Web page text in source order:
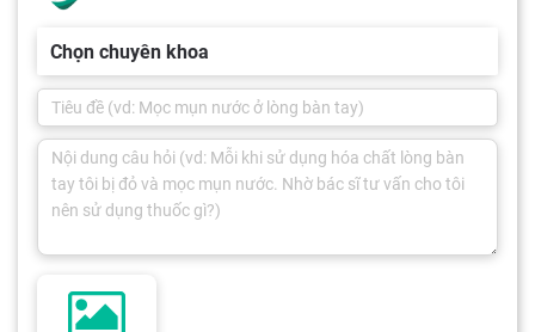
Chọn chuyên khoa